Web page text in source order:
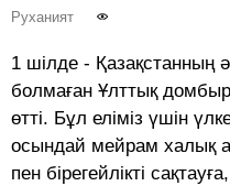
Руханият
1 шілде - Қазақстанның
болмаған Ұлттық
өтті. Бұл еліміз үшін
осындай мейрам халық
пен бірегейлікті